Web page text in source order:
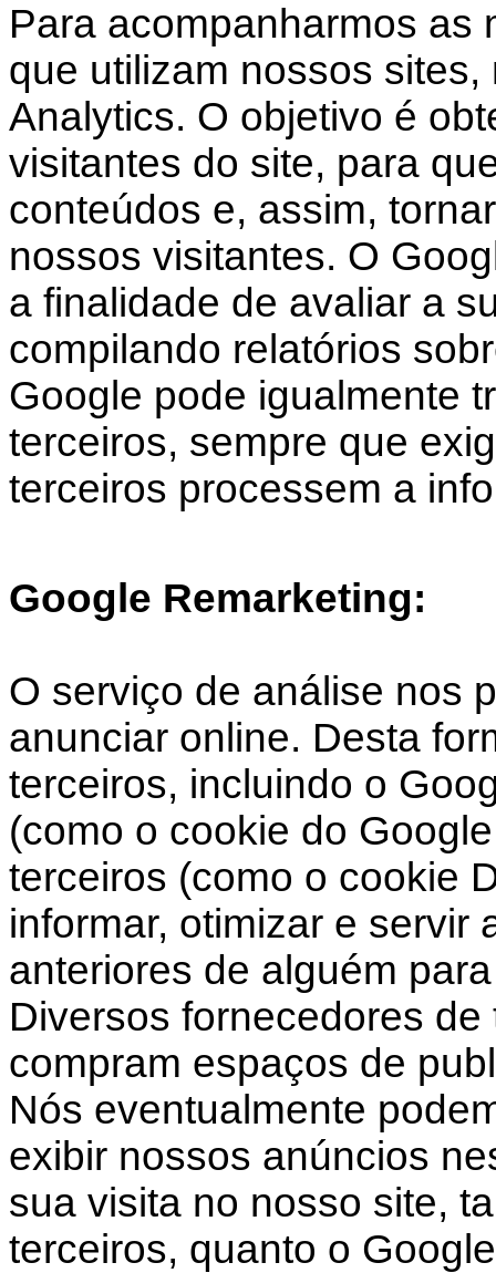
Para acompanharmos as
que utilizam nossos
Analytics. O objetivo é
visitantes do site, para
conteúdos e, assim,
nossos visitantes. O
a finalidade de avaliar a
compilando relatórios
Google pode igualmente
terceiros, sempre que
terceiros processem a
Google Remarketing:
O serviço de análise nos
anunciar online. Desta
terceiros, incluindo o
(como o cookie do
terceiros (como o cookie
informar, otimizar e servir
anteriores de alguém
Diversos fornecedores
compram espaços de
Nós eventualmente
exibir nossos anúncios
sua visita no nosso site,
terceiros, quanto o